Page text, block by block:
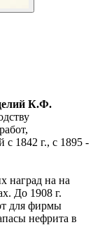
К.Ф.
с 1842 г., с 1895 -
наград на на
До 1908 г.
для фирмы
нефрита в